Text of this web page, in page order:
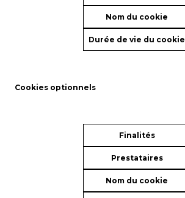
Nom du cookie
Durée de vie du cookie
Cookies optionnels
Finalités
Prestataires
Nom du cookie